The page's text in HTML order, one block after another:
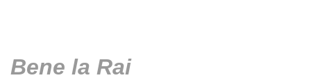
Bene la Rai